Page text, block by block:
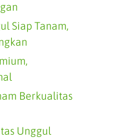
Siap Tanam,
Berkualitas
Unggul